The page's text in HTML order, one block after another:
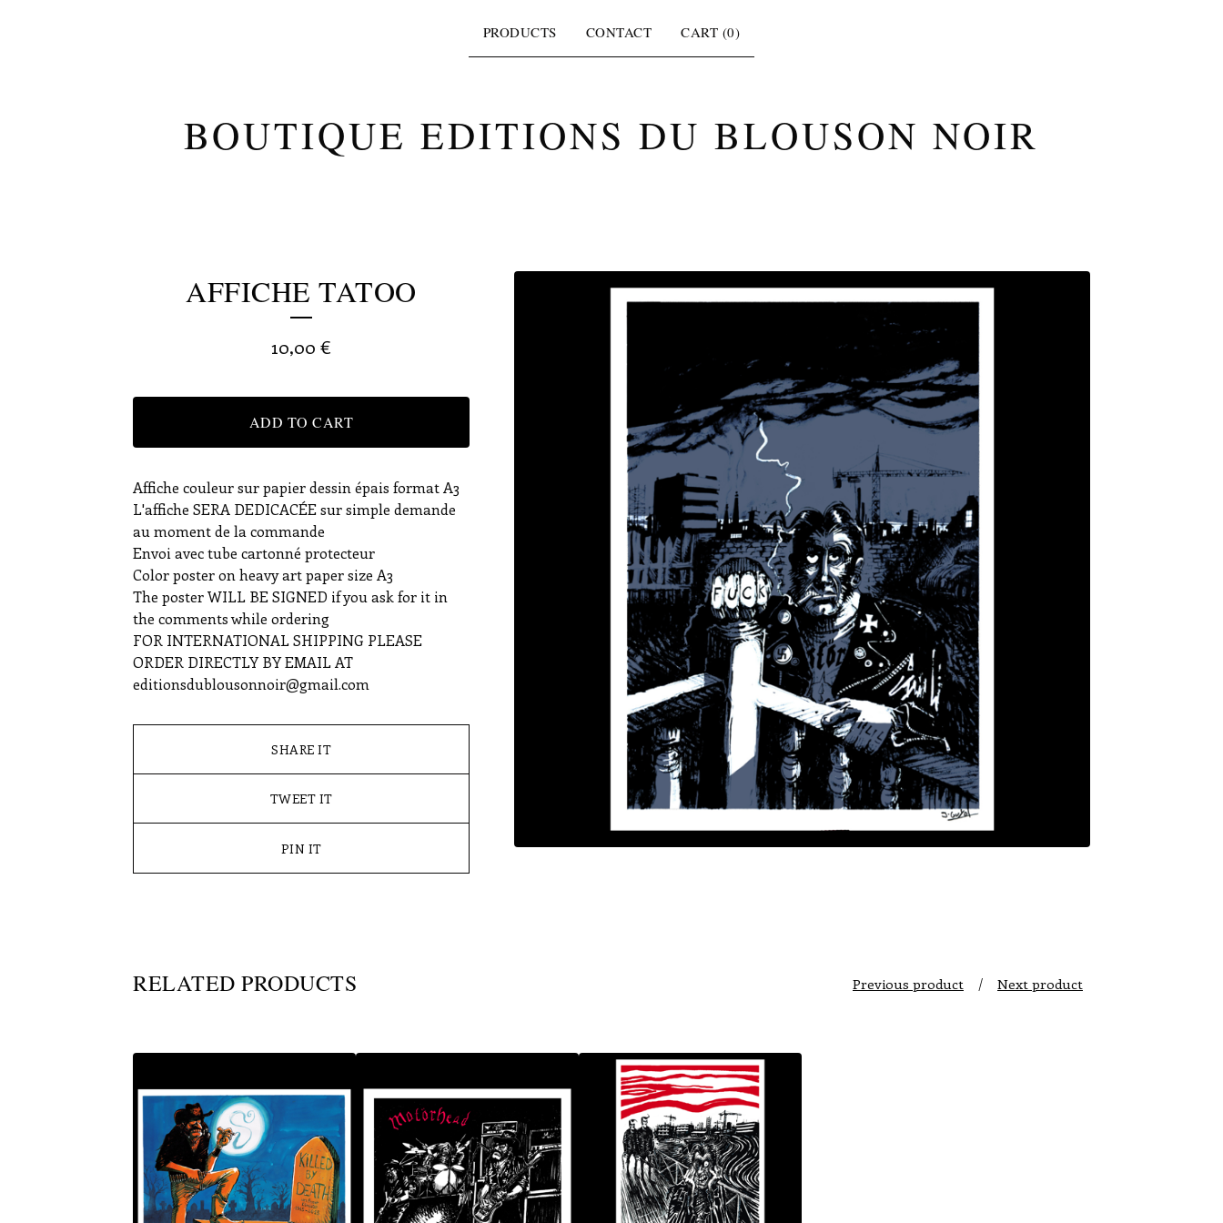
PRODUCTS CONTACT CART (0)
BOUTIQUE EDITIONS DU BLOUSON NOIR
AFFICHE TATOO
10,00 €
ADD TO CART
Affiche couleur sur papier dessin épais format A3
L'affiche SERA DEDICACÉE sur simple demande
au moment de la commande
Envoi avec tube cartonné protecteur
Color poster on heavy art paper size A3
The poster WILL BE SIGNED if you ask for it in
the comments while ordering
FOR INTERNATIONAL SHIPPING PLEASE
ORDER DIRECTLY BY EMAIL AT
editionsdublousonnoir@gmail.com
SHARE IT
TWEET IT
PIN IT
RELATED PRODUCTS Previous product Next product